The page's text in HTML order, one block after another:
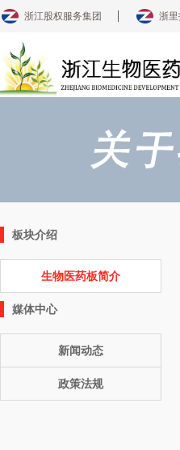
浙江股权服务集团 浙
板块介绍
生物医药板简介
媒体中心
新闻动态
政策法规